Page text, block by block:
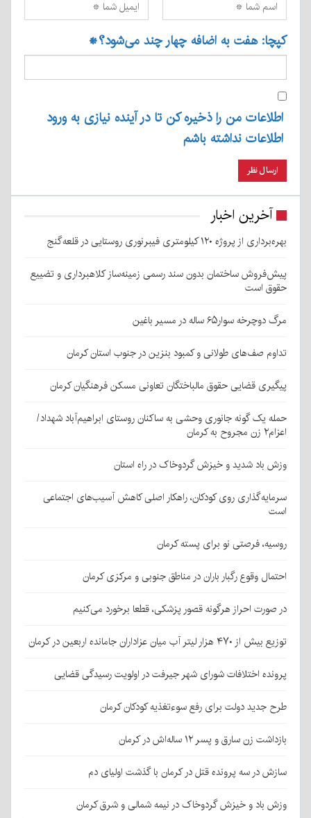
کپچا: هفت به اضافه چهار چند می‌شود؟*
اطلاعات من را ذخیره کن تا در آینده نیازی به ورود
اطلاعات نداشته باشم
آخرین اخبار
بهره‌برداری از پروژه ۱۲۰ کیلومتری فیبرنوری روستایی در قلعه‌گنج
پیش‌فروش ساختمان بدون سند رسمی زمینه‌ساز کلاهبرداری و تضییع
حقوق است
مرگ دوچرخه سوار۶۵ ساله در مسیر باغین
تداوم صف‌های طولانی و کمبود بنزین در جنوب استان کرمان
پیگیری قضایی حقوق مالباختگان تعاونی مسکن فرهنگیان کرمان
حمله یک گونه جانوری وحشی به ساکنان روستای ابراهیم‌آباد شهداد/
اعزام۲ زن مجروح به کرمان
وزش باد شدید و خیزش گردوخاک در راه استان
سرمایه‌گذاری روی کودکان، راهکار اصلی کاهش آسیب‌های اجتماعی
است
روسیه، فرصتی نو برای پسته کرمان
احتمال وقوع رگبار باران در مناطق جنوبی و مرکزی کرمان
در صورت احراز هرگونه قصور پزشکی، قطعا برخورد می‌کنیم
توزیع بیش از ۴۷۰ هزار لیتر آب میان عزاداران جامانده اربعین در کرمان
پرونده اختلافات شورای شهر جیرفت در اولویت رسیدگی قضایی
طرح جدید دولت برای رفع سوءتغذیه کودکان کرمان
بازداشت زن سارق و پسر ۱۲ ساله‌اش در کرمان
سازش در سه پرونده قتل در کرمان با گذشت اولیای دم
وزش باد و خیزش گردوخاک در نیمه شمالی و شرق کرمان